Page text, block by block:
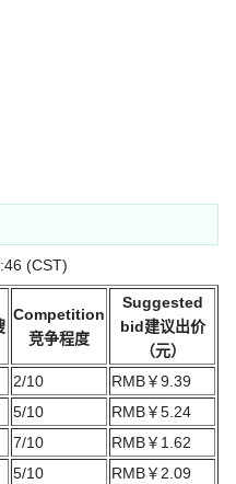
(CST)
Competition
竞争程度
Suggested
bid建议出价
（元）
2/10
RMB￥9.39
5/10
RMB￥5.24
7/10
RMB￥1.62
5/10
RMB￥2.09